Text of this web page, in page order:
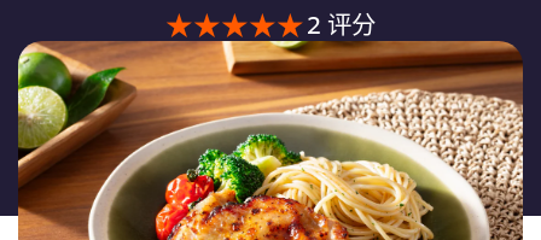
此
青
檸
柚
子
焗
雞
2 评分